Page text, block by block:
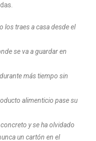
los traes a casa desde el
se va a guardar en
más tiempo sin
alimenticio pase su
y se ha olvidado
un cartón en el